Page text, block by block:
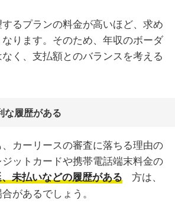
るプランの料金が高いほど、求め
ります。そのため、年収のボーダ
く、支払額とのバランスを考える
な履歴がある
カーリースの審査に落ちる理由の
ットカードや携帯電話端末料金の
未払いなどの履歴がある
方は、
があるでしょう。